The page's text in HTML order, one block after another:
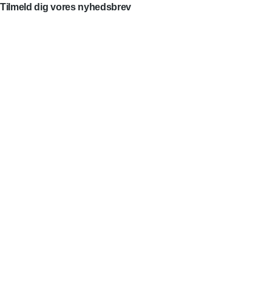
Tilmeld dig vores nyhedsbrev